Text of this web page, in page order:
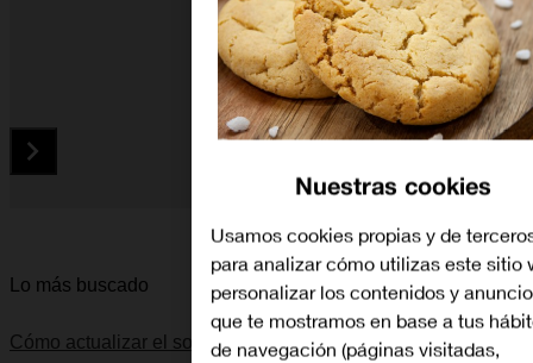
Lo más buscado
Cómo actualizar el software del móvil
Nuestras cookies
Usamos cookies propias y de
para analizar cómo utilizas este sitio
personalizar los contenidos y
que te mostramos en base a tus
de navegación (páginas visitadas,